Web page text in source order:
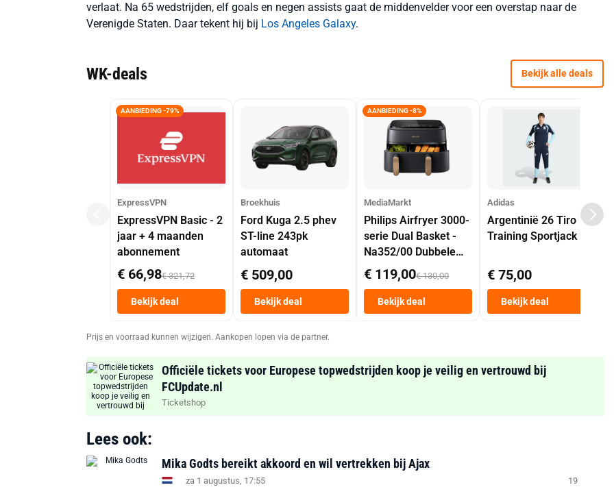
verlaat. Na 65 wedstrijden, elf goals en negen assists gaat de middenvelder voor een overstap naar de
Verenigde Staten. Daar tekent hij bij Los Angeles Galaxy.
WK-deals Bekijk alle deals
AANBIEDING -79%
ExpressVPN
ExpressVPN Basic - 2
jaar + 4 maanden
abonnement
€ 66,98€ 321,72
Bekijk deal
Broekhuis
Ford Kuga 2.5 phev
ST-line 243pk
automaat
€ 509,00
Bekijk deal
AANBIEDING -8%
MediaMarkt
Philips Airfryer 3000-
serie Dual Basket -
Na352/00 Dubbele
Mand 9 L Tot 6
Personen
Heteluchtfriteuse
Zwart
€ 119,00€ 130,00
Bekijk deal
Adidas
Argentinië 26 Tiro
Training Sportjack
€ 75,00
Bekijk deal
Prijs en voorraad kunnen wijzigen. Aankopen lopen via de partner.
Officiële tickets voor Europese topwedstrijden koop je veilig en vertrouwd bij
FCUpdate.nl
Ticketshop
Lees ook:
Mika Godts bereikt akkoord en wil vertrekken bij Ajax
za 1 augustus, 17:55 19